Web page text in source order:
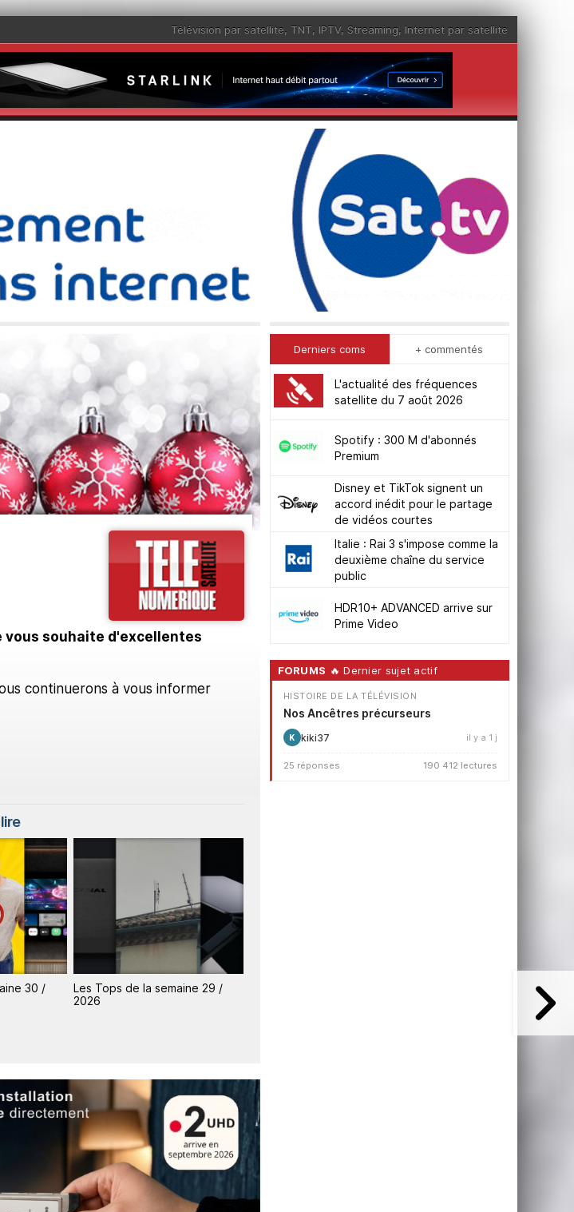
Télévision par satellite, TNT, IPTV, Streaming, Internet par satellite
vous souhaite d'excellentes
continuerons à vous informer
29 /
Les Tops de la semaine 28 /
2026
Les Tops de la semaine 26
Derniers coms + commentés
L'actualité des fréquences
satellite du 7 août 2026
Spotify : 300 M d'abonnés
Premium
Disney et TikTok signent un
accord inédit pour le partage
de vidéos courtes
Italie : Rai 3 s'impose comme la
deuxième chaîne du service
public
HDR10+ ADVANCED arrive sur
Prime Video
FORUMS 🔥 Dernier sujet actif
HISTOIRE DE LA TÉLÉVISION
Nos Ancêtres précurseurs
K kiki37 il y a 1 j
25 réponses 190 412 lectures